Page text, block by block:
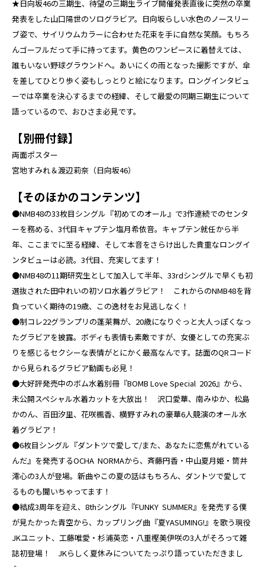
★日向坂46の三期生、待望の三期生ライブ開催発表直後に突然の卒業
発表をした山口陽世のソログラビア。日向坂らしい水色のノースリー
ブ姿で、サイリウムカラーに合わせた花束を手に自然な笑顔。もちろ
んゴーフルだって手に持ってます。黄色のワンピースに着替えては、
誰もいない野球グラウンドへ。あいにくの雨となった撮影ですが、傘
を差してひとり歩く姿もしっとりと絵になります。ロングインタビュ
ーでは卒業を決心するまでの経緯、そして最愛の同期三期生について
語っているので、おひさま必見です。
【別冊付録】
両面ポスター
宮地すみれ＆渡辺莉奈（日向坂46）
【そのほかのコンテンツ】
●NMB48の33枚目シングル『初めてのオール』で3作連続でのセンタ
ーを務める、3代目キャプテン塩月希依音。キャプテン就任から半
年、ここまでに至る経緯、そして本音をさらけ出した貴重なロングイ
ンタビューは必読。3代目、充実してます！
●NMB48の11期研究生として加入して半年、33rdシングルで早くも初
選抜された田中れいの初ソロ水着グラビア！ これからのNMB48を背
負っていく期待の19歳、この逸材をお見逃しなく！
●制コレ22グランプリの蓬莱舞が、20歳になりぐっと大人っぽくなっ
たグラビアを披露。ボディも表情も素敵ですが、女優としての充実ぶ
りを感じるセクシーな表情がとにかく最高なんです。誌面のQRコード
から見られるグラビア動画も必見！
●大好評発売中のボム水着別冊『BOMB Love Special 2026』から、
未公開スペシャル水着カットを大放出！ 沢口愛華、南みゆか、松島
かのん、百田汐里、花咲楓香、横野すみれの豪華6人競演のオール水
着グラビア！
●6枚目シングル『ダントツで愛して/また、あなたに恋焦がれている
んだ』を発売するOCHA NORMAから、斉藤円香・中山夏月姫・筒井
澪心の3人が登場。新曲やこの夏の話はもちろん、ダントツで愛して
るものも聞いちゃってます！
●結成3周年を迎え、8thシングル『FUNKY SUMMER』を発売する僕
が見たかった青空から、カップリング曲『夏YASUMING!』を歌う現役
JKユニット、工藤唯愛・杉浦英恋・八重樫美伊咲の3人がそろって雑
誌初登場！ JKらしく夏休みについてたっぷり語っていただきまし